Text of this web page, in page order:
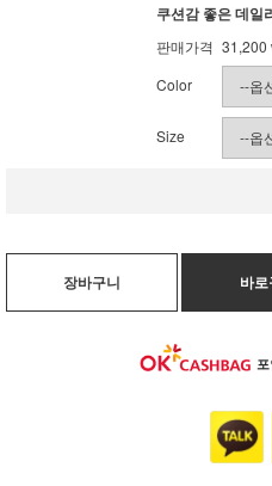
쿠션감 좋은 데
판매가격 31,200
Color
Size
장바구니 바